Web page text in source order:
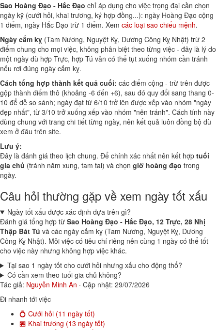
Sao Hoàng Đạo - Hắc Đạo chỉ áp dụng cho việc trọng đại cần chọn
ngày kỹ (cưới hỏi, khai trương, ký hợp đồng...): ngày Hoàng Đạo cộng
1 điểm, ngày Hắc Đạo trừ 1 điểm. Xem các loại sao chiếu mệnh.
Ngày cấm kỵ (Tam Nương, Nguyệt Kỵ, Dương Công Kỵ Nhật) trừ 2
điểm chung cho mọi việc, không phân biệt theo từng việc - đây là lý do
một ngày dù hợp Trực, hợp Tú vẫn có thể tụt xuống nhóm cần tránh
nếu rơi đúng ngày cấm kỵ.
Cách tổng hợp thành kết quả cuối: các điểm cộng - trừ trên được
gộp thành điểm thô (khoảng -6 đến +6), sau đó quy đổi sang thang 0-
10 để dễ so sánh; ngày đạt từ 6/10 trở lên được xếp vào nhóm "ngày
đẹp nhất", từ 3/10 trở xuống xếp vào nhóm "nên tránh". Cách tính này
dùng chung với trang chi tiết từng ngày, nên kết quả luôn đồng bộ dù
xem ở đâu trên site.
Lưu ý:
Đây là đánh giá theo lịch chung. Để chính xác nhất nên kết hợp tuổi
gia chủ (tránh năm xung, tam tai) và chọn giờ hoàng đạo trong
ngày.
Câu hỏi thường gặp về xem ngày tốt xấu
Ngày tốt xấu được xác định dựa trên gì?
Đánh giá tổng hợp từ Sao Hoàng Đạo - Hắc Đạo, 12 Trực, 28 Nhị
Thập Bát Tú và các ngày cấm kỵ (Tam Nương, Nguyệt Kỵ, Dương
Công Kỵ Nhật). Mỗi việc có tiêu chí riêng nên cùng 1 ngày có thể tốt
cho việc này nhưng không hợp việc khác.
Tại sao 1 ngày tốt cho cưới hỏi nhưng xấu cho động thổ?
Có cần xem theo tuổi gia chủ không?
Tác giả: Nguyễn Minh An · Cập nhật: 29/07/2026
Đi nhanh tới việc
💍 Cưới hỏi (11 ngày tốt)
🏪 Khai trương (13 ngày tốt)